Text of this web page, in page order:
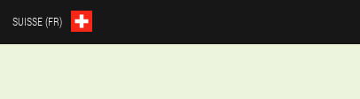
SUISSE (FR)